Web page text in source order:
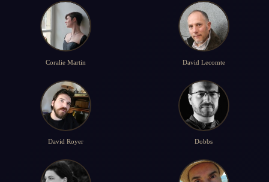
Coralie Martin David Lecomte
David Royer Dobbs